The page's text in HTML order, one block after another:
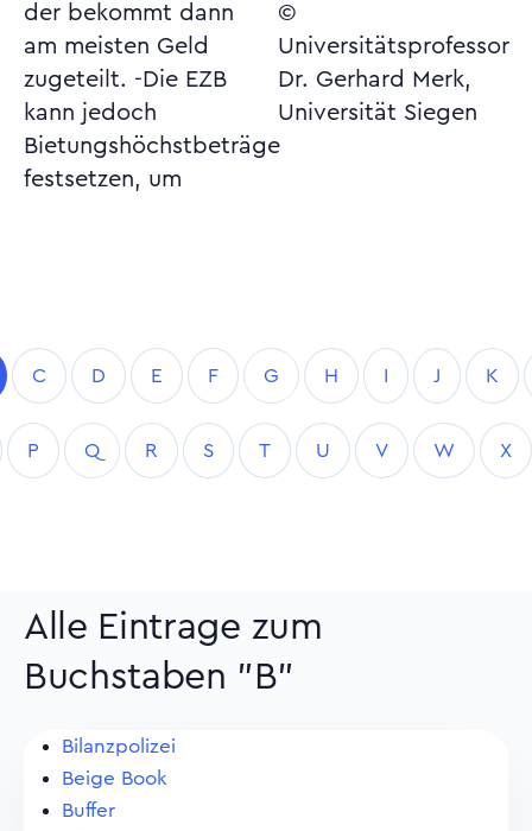
der bekommt dann
am meisten Geld
zugeteilt. -Die EZB
kann jedoch
Bietungshöchstbeträge
festsetzen, um
©
Universitätsprofessor
Dr. Gerhard Merk,
Universität Siegen
C D E F G H I J K
P Q R S T U V W X
Alle Eintrage zum
Buchstaben "B"
Bilanzpolizei
Beige Book
Buffer